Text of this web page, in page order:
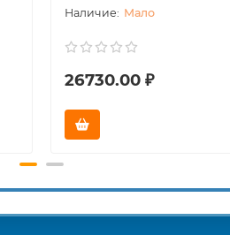
Мало
26730.00 ₽